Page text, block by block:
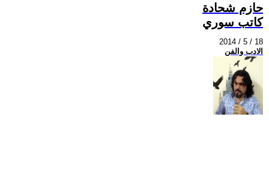
حازم شحادة
كاتب سوري
2014 / 5 / 18
الادب والفن